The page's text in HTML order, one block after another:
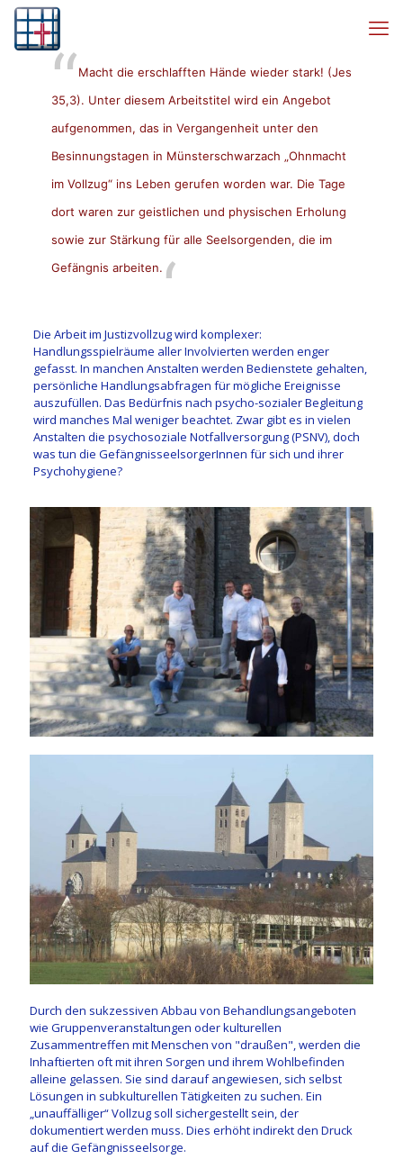
Macht die erschlafften Hände wieder stark! (Jes
35,3). Unter diesem Arbeitstitel wird ein Angebot
aufgenommen, das in Vergangenheit unter den
Besinnungstagen in Münsterschwarzach „Ohnmacht
im Vollzug“ ins Leben gerufen worden war. Die Tage
dort waren zur geistlichen und physischen Erholung
sowie zur Stärkung für alle Seelsorgenden, die im
Gefängnis arbeiten.
Die Arbeit im Justizvollzug wird komplexer:
Handlungsspielräume aller Involvierten werden enger
gefasst. In manchen Anstalten werden Bedienstete gehalten,
persönliche Handlungsabfragen für mögliche Ereignisse
auszufüllen. Das Bedürfnis nach psycho-sozialer Begleitung
wird manches Mal weniger beachtet. Zwar gibt es in vielen
Anstalten die psychosoziale Notfallversorgung (PSNV), doch
was tun die GefängnisseelsorgerInnen für sich und ihrer
Psychohygiene?
Durch den sukzessiven Abbau von Behandlungsangeboten
wie Gruppenveranstaltungen oder kulturellen
Zusammentreffen mit Menschen von "draußen", werden die
Inhaftierten oft mit ihren Sorgen und ihrem Wohlbefinden
alleine gelassen. Sie sind darauf angewiesen, sich selbst
Lösungen in subkulturellen Tätigkeiten zu suchen. Ein
„unauffälliger“ Vollzug soll sichergestellt sein, der
dokumentiert werden muss. Dies erhöht indirekt den Druck
auf die Gefängnisseelsorge.